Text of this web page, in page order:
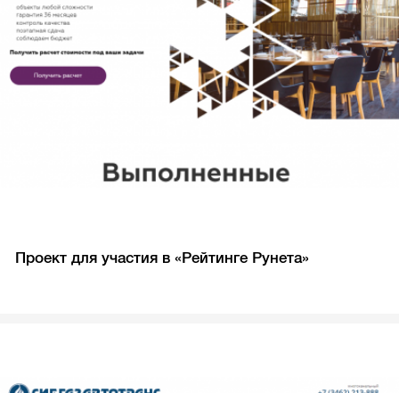
Проект для участия в «Рейтинге Рунета»